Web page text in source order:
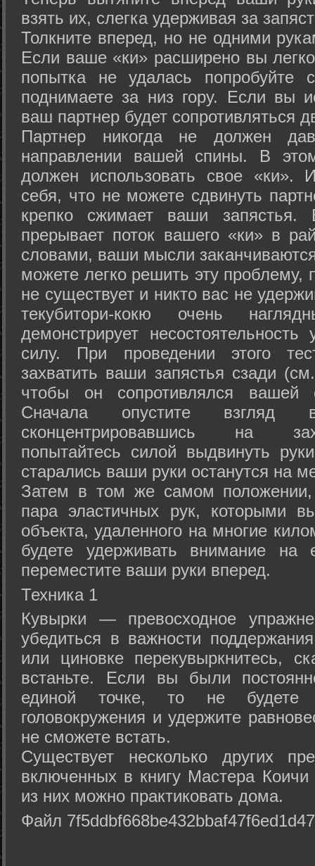
взять их, слегка удерживая за
Толкните вперед, но не одними
Если ваше «ки» расширено вы
попытка не удалась попробуйте
поднимаете за низ гору. Если вы
ваш партнер будет сопротивляться
Партнер никогда не должен
направлении вашей спины. В
должен использовать свое «ки».
себя, что не можете сдвинуть
крепко сжимает ваши запястья.
прерывает поток вашего «ки» в
словами, ваши мысли
можете легко решить эту проблему,
не существует и никто вас не
текубитори-кокю очень
демонстрирует
силу. При проведении этого
захватить ваши запястья сзади
чтобы он сопротивлялся вашей
Сначала опустите
сконцентрировавшись на
попытайтесь силой выдвинуть
старались ваши руки останутся на
Затем в том же самом положении,
пара эластичных рук, которыми
объекта, удаленного на многие
будете удерживать внимание на
переместите ваши руки вперед.
Техника 1
Кувырки — превосходное
убедиться в важности
или циновке перекувыркнитесь,
встаньте. Если вы были
единой точке, то не будете
головокружения и удержите
не сможете встать.
Существует несколько других
включенных в книгу Мастера
из них можно практиковать дома.
Файл